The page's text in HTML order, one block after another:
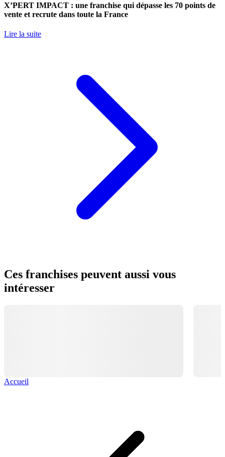
X’PERT IMPACT : une franchise qui dépasse les 70 points de
vente et recrute dans toute la France
Lire la suite
Ces franchises peuvent aussi vous
intéresser
Accueil